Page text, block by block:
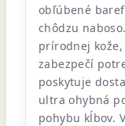
obľúbené
chôdzu
prírodnej
zabezpečí
poskytuje
ultra ohybná
pohybu kĺbov.